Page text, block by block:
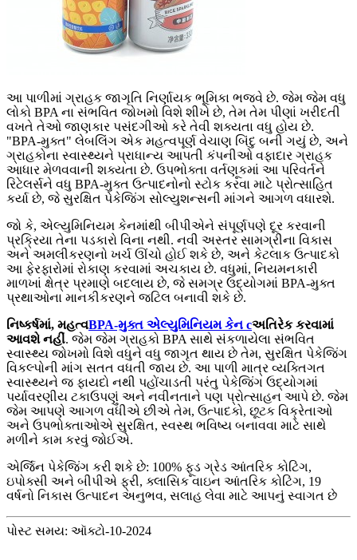
આ પાળીમાં ગ્રાહક જાગૃતિ નિર્ણાયક ભૂમિકા ભજવે છે. જેમ જેમ વધુ
લોકો BPA ના સંભવિત જોખમો વિશે શીખે છે, તેમ તેમ પીણાં ખરીદતી
વખતે તેઓ જાણકાર પસંદગીઓ કરે તેવી શક્યતા વધુ હોય છે.
"BPA-મુક્ત" લેબલિંગ એક મહત્વપૂર્ણ વેચાણ બિંદુ બની ગયું છે, અને
ગ્રાહકોના સ્વાસ્થ્યને પ્રાધાન્ય આપતી કંપનીઓ વફાદાર ગ્રાહક
આધાર મેળવવાની શક્યતા છે. ઉપભોક્તા વર્તણૂકમાં આ પરિવર્તને
રિટેલર્સને વધુ BPA-મુક્ત ઉત્પાદનોનો સ્ટોક કરવા માટે પ્રોત્સાહિત
કર્યા છે, જે સુરક્ષિત પેકેજિંગ સોલ્યુશન્સની માંગને આગળ વધારશે.
જો કે, એલ્યુમિનિયમ કેનમાંથી બીપીએને સંપૂર્ણપણે દૂર કરવાની
પ્રક્રિયા તેના પડકારો વિના નથી. નવી અસ્તર સામગ્રીના વિકાસ
અને અમલીકરણનો ખર્ચ ઊંચો હોઈ શકે છે, અને કેટલાક ઉત્પાદકો
આ ફેરફારોમાં રોકાણ કરવામાં અચકાય છે. વધુમાં, નિયમનકારી
માળખાં ક્ષેત્ર પ્રમાણે બદલાય છે, જે સમગ્ર ઉદ્યોગમાં BPA-મુક્ત
પ્રથાઓના માનકીકરણને જટિલ બનાવી શકે છે.
નિષ્કર્ષમાં, મહત્વBPA-મુક્ત એલ્યુમિનિયમ કેન cઅતિરેક કરવામાં
આવશે નહીં. જેમ જેમ ગ્રાહકો BPA સાથે સંકળાયેલા સંભવિત
સ્વાસ્થ્ય જોખમો વિશે વધુને વધુ જાગૃત થાય છે તેમ, સુરક્ષિત પેકેજિંગ
વિકલ્પોની માંગ સતત વધતી જાય છે. આ પાળી માત્ર વ્યક્તિગત
સ્વાસ્થ્યને જ ફાયદો નથી પહોંચાડતી પરંતુ પેકેજિંગ ઉદ્યોગમાં
પર્યાવરણીય ટકાઉપણું અને નવીનતાને પણ પ્રોત્સાહન આપે છે. જેમ
જેમ આપણે આગળ વધીએ છીએ તેમ, ઉત્પાદકો, છૂટક વિક્રેતાઓ
અને ઉપભોક્તાઓએ સુરક્ષિત, સ્વસ્થ ભવિષ્ય બનાવવા માટે સાથે
મળીને કામ કરવું જોઈએ.
એર્જિન પેકેજિંગ કરી શકે છે: 100% ફૂડ ગ્રેડ આંતરિક કોટિંગ,
ઇપોક્સી અને બીપીએ ફ્રી, ક્લાસિક વાઇન આંતરિક કોટિંગ, 19
વર્ષનો નિકાસ ઉત્પાદન અનુભવ, સલાહ લેવા માટે આપનું સ્વાગત છે
પોસ્ટ સમય: ઑક્ટો-10-2024